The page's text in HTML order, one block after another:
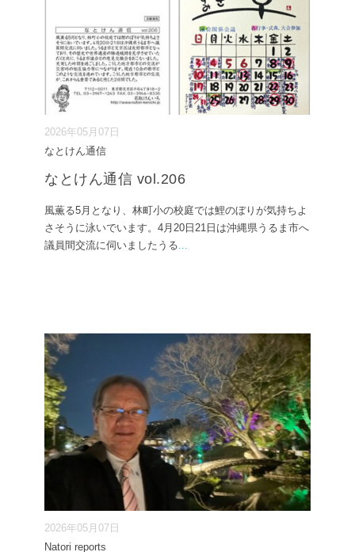
2026年05月07日
なとけん通信
なとけん通信 vol.206
風薫る5月となり、林町小の校庭では鯉のぼりが気持ちよ
さそうに泳いでいます。4月20日21日は沖縄県うるま市へ
議員間交流に伺いましたうる
2026年05月07日
Natori reports